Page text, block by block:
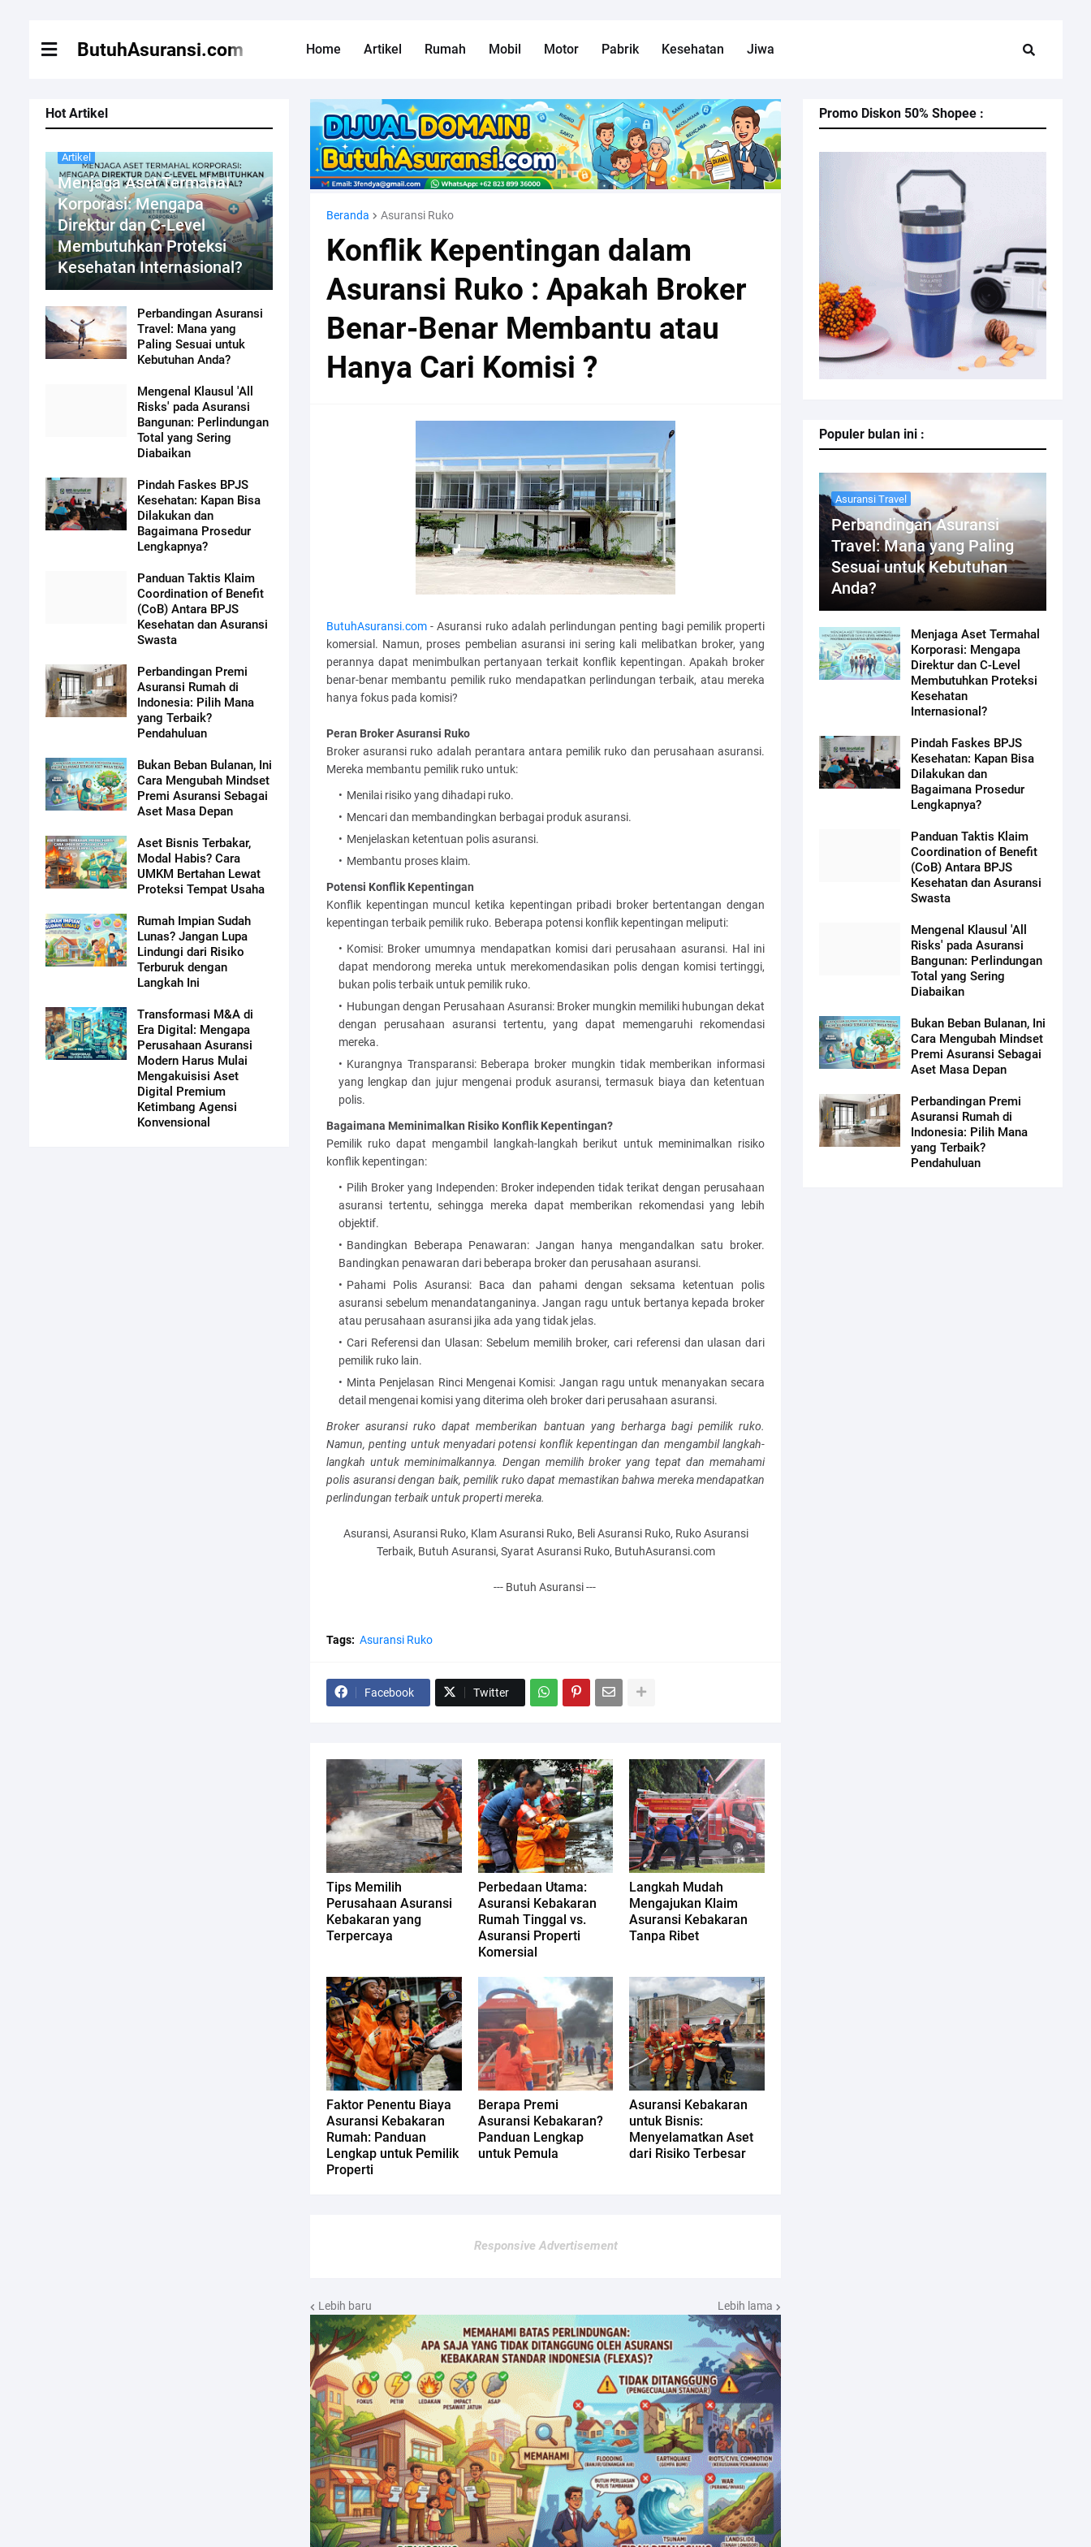
ButuhAsuransi.com Home Artikel Rumah Mobil Motor Pabrik Kesehatan Jiwa
Hot Artikel
Artikel
Menjaga Aset Termahal
Korporasi: Mengapa
Direktur dan C-Level
Membutuhkan Proteksi
Kesehatan Internasional?
Perbandingan Asuransi
Travel: Mana yang
Paling Sesuai untuk
Kebutuhan Anda?
Mengenal Klausul 'All
Risks' pada Asuransi
Bangunan: Perlindungan
Total yang Sering
Diabaikan
Pindah Faskes BPJS
Kesehatan: Kapan Bisa
Dilakukan dan
Bagaimana Prosedur
Lengkapnya?
Panduan Taktis Klaim
Coordination of Benefit
(CoB) Antara BPJS
Kesehatan dan Asuransi
Swasta
Perbandingan Premi
Asuransi Rumah di
Indonesia: Pilih Mana
yang Terbaik?
Pendahuluan
Bukan Beban Bulanan, Ini
Cara Mengubah Mindset
Premi Asuransi Sebagai
Aset Masa Depan
Aset Bisnis Terbakar,
Modal Habis? Cara
UMKM Bertahan Lewat
Proteksi Tempat Usaha
Rumah Impian Sudah
Lunas? Jangan Lupa
Lindungi dari Risiko
Terburuk dengan
Langkah Ini
Transformasi M&A di
Era Digital: Mengapa
Perusahaan Asuransi
Modern Harus Mulai
Mengakuisisi Aset
Digital Premium
Ketimbang Agensi
Konvensional
Beranda Asuransi Ruko
Konflik Kepentingan dalam
Asuransi Ruko : Apakah Broker
Benar-Benar Membantu atau
Hanya Cari Komisi ?
ButuhAsuransi.com - Asuransi ruko adalah perlindungan penting bagi pemilik properti
komersial. Namun, proses pembelian asuransi ini sering kali melibatkan broker, yang
perannya dapat menimbulkan pertanyaan terkait konflik kepentingan. Apakah broker
benar-benar membantu pemilik ruko mendapatkan perlindungan terbaik, atau mereka
hanya fokus pada komisi?
Peran Broker Asuransi Ruko
Broker asuransi ruko adalah perantara antara pemilik ruko dan perusahaan asuransi.
Mereka membantu pemilik ruko untuk:
Menilai risiko yang dihadapi ruko.
Mencari dan membandingkan berbagai produk asuransi.
Menjelaskan ketentuan polis asuransi.
Membantu proses klaim.
Potensi Konflik Kepentingan
Konflik kepentingan muncul ketika kepentingan pribadi broker bertentangan dengan
kepentingan terbaik pemilik ruko. Beberapa potensi konflik kepentingan meliputi:
Komisi: Broker umumnya mendapatkan komisi dari perusahaan asuransi. Hal ini
dapat mendorong mereka untuk merekomendasikan polis dengan komisi tertinggi,
bukan polis terbaik untuk pemilik ruko.
Hubungan dengan Perusahaan Asuransi: Broker mungkin memiliki hubungan dekat
dengan perusahaan asuransi tertentu, yang dapat memengaruhi rekomendasi
mereka.
Kurangnya Transparansi: Beberapa broker mungkin tidak memberikan informasi
yang lengkap dan jujur mengenai produk asuransi, termasuk biaya dan ketentuan
polis.
Bagaimana Meminimalkan Risiko Konflik Kepentingan?
Pemilik ruko dapat mengambil langkah-langkah berikut untuk meminimalkan risiko
konflik kepentingan:
Pilih Broker yang Independen: Broker independen tidak terikat dengan perusahaan
asuransi tertentu, sehingga mereka dapat memberikan rekomendasi yang lebih
objektif.
Bandingkan Beberapa Penawaran: Jangan hanya mengandalkan satu broker.
Bandingkan penawaran dari beberapa broker dan perusahaan asuransi.
Pahami Polis Asuransi: Baca dan pahami dengan seksama ketentuan polis
asuransi sebelum menandatanganinya. Jangan ragu untuk bertanya kepada broker
atau perusahaan asuransi jika ada yang tidak jelas.
Cari Referensi dan Ulasan: Sebelum memilih broker, cari referensi dan ulasan dari
pemilik ruko lain.
Minta Penjelasan Rinci Mengenai Komisi: Jangan ragu untuk menanyakan secara
detail mengenai komisi yang diterima oleh broker dari perusahaan asuransi.
Broker asuransi ruko dapat memberikan bantuan yang berharga bagi pemilik ruko.
Namun, penting untuk menyadari potensi konflik kepentingan dan mengambil langkah-
langkah untuk meminimalkannya. Dengan memilih broker yang tepat dan memahami
polis asuransi dengan baik, pemilik ruko dapat memastikan bahwa mereka mendapatkan
perlindungan terbaik untuk properti mereka.
Asuransi, Asuransi Ruko, Klam Asuransi Ruko, Beli Asuransi Ruko, Ruko Asuransi
Terbaik, Butuh Asuransi, Syarat Asuransi Ruko, ButuhAsuransi.com
--- Butuh Asuransi ---
Tags: Asuransi Ruko
Facebook Twitter
Tips Memilih
Perusahaan Asuransi
Kebakaran yang
Terpercaya
Perbedaan Utama:
Asuransi Kebakaran
Rumah Tinggal vs.
Asuransi Properti
Komersial
Langkah Mudah
Mengajukan Klaim
Asuransi Kebakaran
Tanpa Ribet
Faktor Penentu Biaya
Asuransi Kebakaran
Rumah: Panduan
Lengkap untuk Pemilik
Properti
Berapa Premi
Asuransi Kebakaran?
Panduan Lengkap
untuk Pemula
Asuransi Kebakaran
untuk Bisnis:
Menyelamatkan Aset
dari Risiko Terbesar
Responsive Advertisement
Lebih baru Lebih lama
Promo Diskon 50% Shopee :
Populer bulan ini :
Asuransi Travel
Perbandingan Asuransi
Travel: Mana yang Paling
Sesuai untuk Kebutuhan
Anda?
Menjaga Aset Termahal
Korporasi: Mengapa
Direktur dan C-Level
Membutuhkan Proteksi
Kesehatan
Internasional?
Pindah Faskes BPJS
Kesehatan: Kapan Bisa
Dilakukan dan
Bagaimana Prosedur
Lengkapnya?
Panduan Taktis Klaim
Coordination of Benefit
(CoB) Antara BPJS
Kesehatan dan Asuransi
Swasta
Mengenal Klausul 'All
Risks' pada Asuransi
Bangunan: Perlindungan
Total yang Sering
Diabaikan
Bukan Beban Bulanan, Ini
Cara Mengubah Mindset
Premi Asuransi Sebagai
Aset Masa Depan
Perbandingan Premi
Asuransi Rumah di
Indonesia: Pilih Mana
yang Terbaik?
Pendahuluan